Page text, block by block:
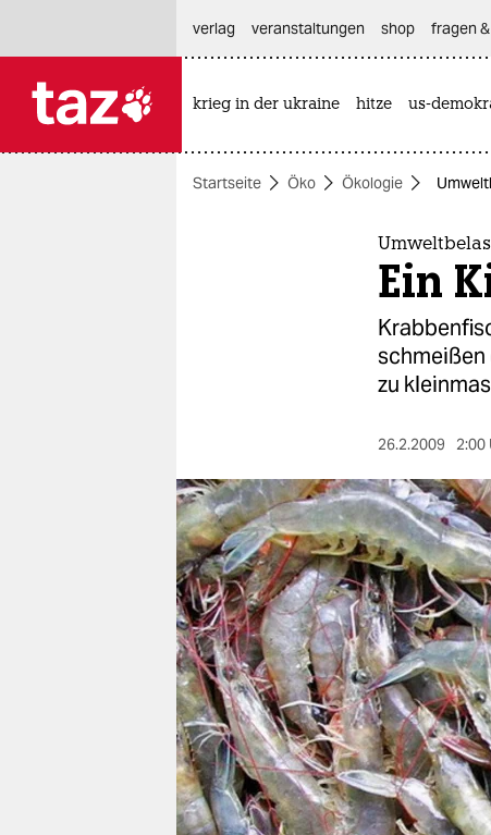
themen
berlin
nord
wahrheit
verlag
verlag
veranstaltungen
shop
fragen & hilfe
verlag
veranstaltungen shop fragen
krieg in der ukraine hitze us-
Startseite Öko Ökologie
Ein
schmeißen
zu
26.2.2009 2:00